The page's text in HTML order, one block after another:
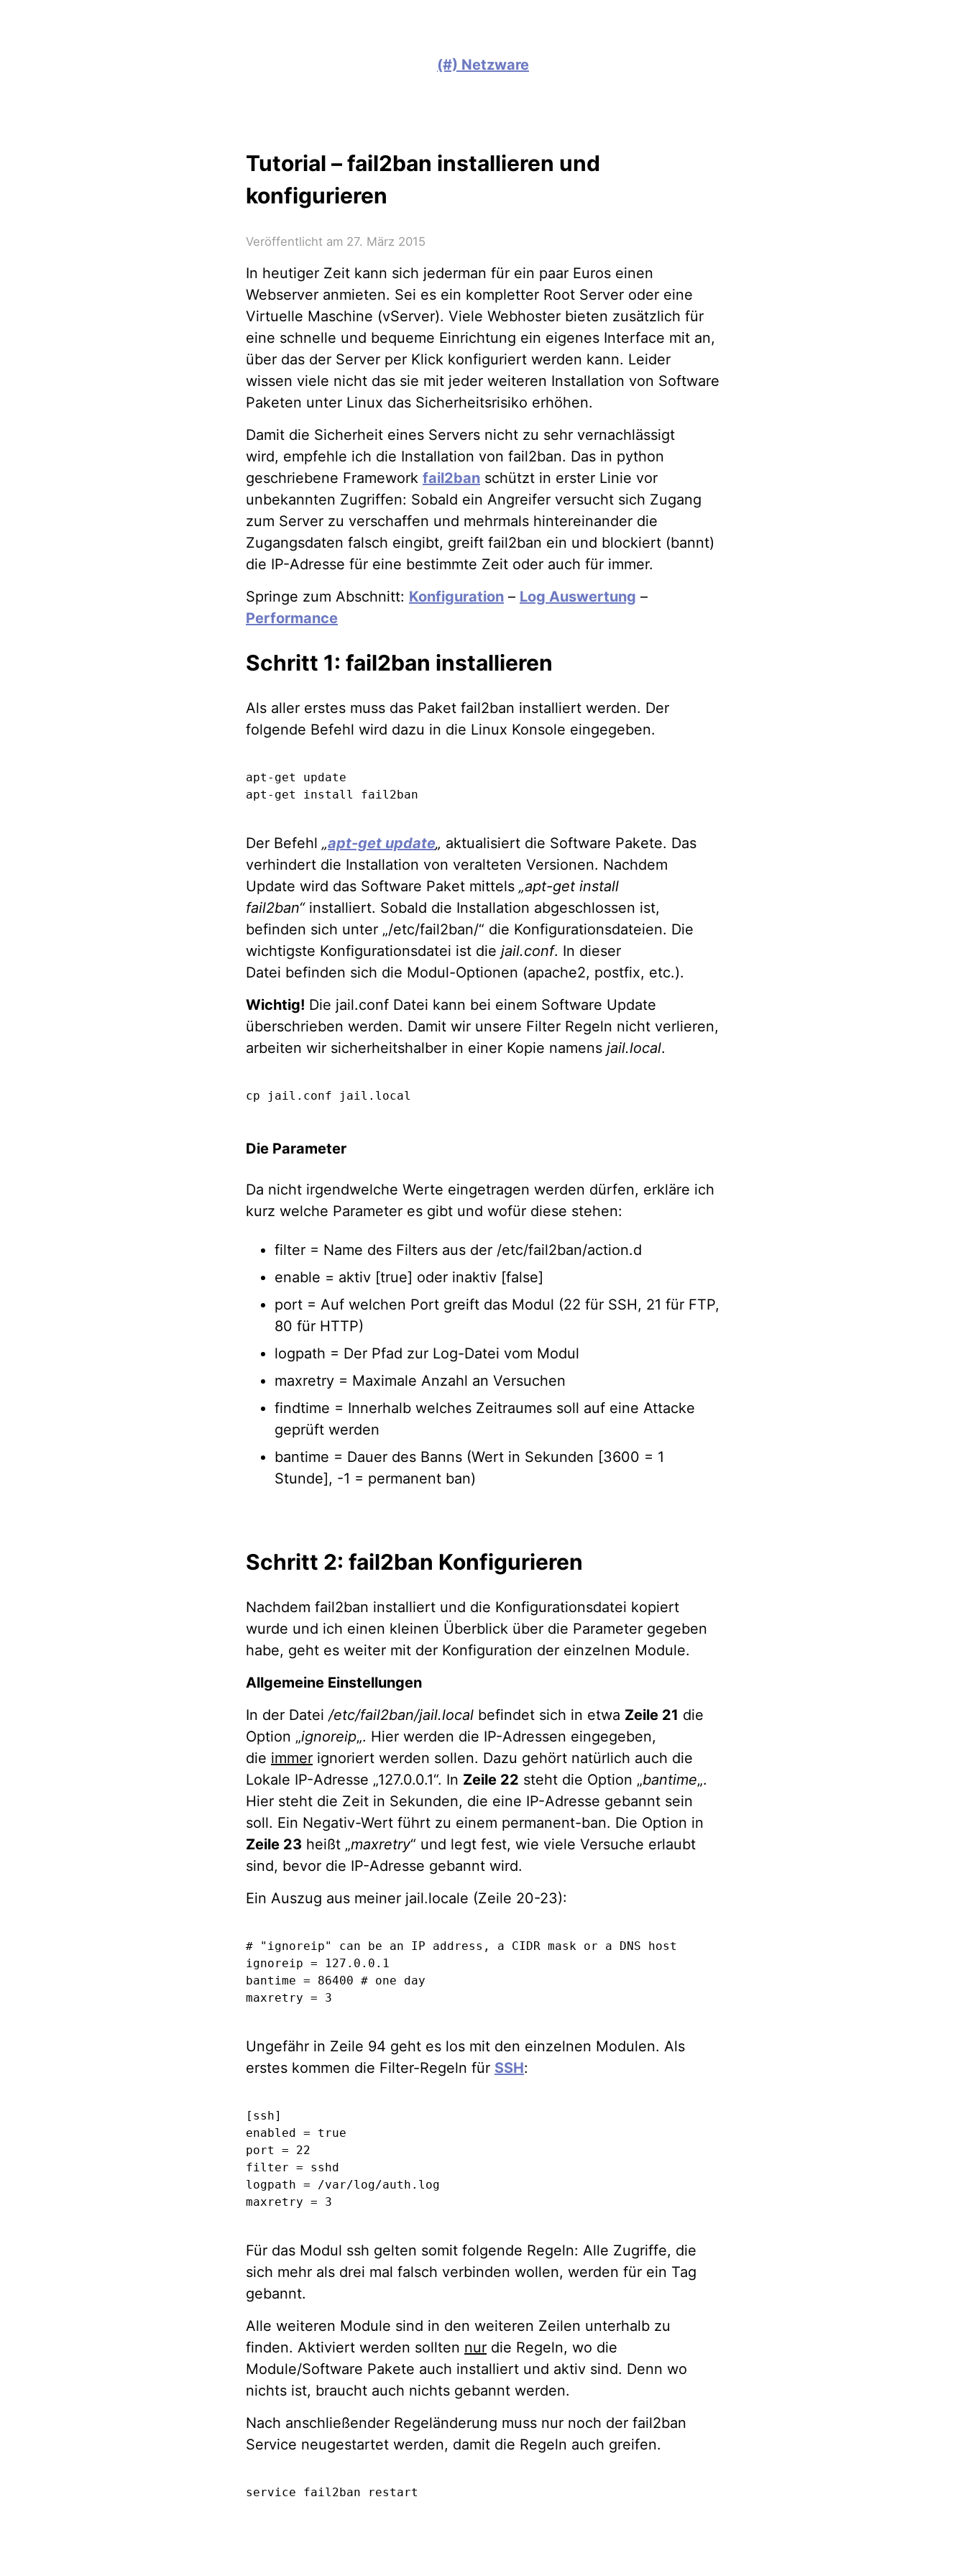
(#) Netzware
Tutorial – fail2ban installieren und
konfigurieren
Veröffentlicht am 27. März 2015
In heutiger Zeit kann sich jederman für ein paar Euros einen
Webserver anmieten. Sei es ein kompletter Root Server oder eine
Virtuelle Maschine (vServer). Viele Webhoster bieten zusätzlich für
eine schnelle und bequeme Einrichtung ein eigenes Interface mit an,
über das der Server per Klick konfiguriert werden kann. Leider
wissen viele nicht das sie mit jeder weiteren Installation von Software
Paketen unter Linux das Sicherheitsrisiko erhöhen.
Damit die Sicherheit eines Servers nicht zu sehr vernachlässigt
wird, empfehle ich die Installation von fail2ban. Das in python
geschriebene Framework fail2ban schützt in erster Linie vor
unbekannten Zugriffen: Sobald ein Angreifer versucht sich Zugang
zum Server zu verschaffen und mehrmals hintereinander die
Zugangsdaten falsch eingibt, greift fail2ban ein und blockiert (bannt)
die IP-Adresse für eine bestimmte Zeit oder auch für immer.
Springe zum Abschnitt: Konfiguration – Log Auswertung –
Performance
Schritt 1: fail2ban installieren
Als aller erstes muss das Paket fail2ban installiert werden. Der
folgende Befehl wird dazu in die Linux Konsole eingegeben.
apt-get update
apt-get install fail2ban
Der Befehl „apt-get update„ aktualisiert die Software Pakete. Das
verhindert die Installation von veralteten Versionen. Nachdem
Update wird das Software Paket mittels „apt-get install
fail2ban“installiert. Sobald die Installation abgeschlossen ist,
befinden sich unter „/etc/fail2ban/“ die Konfigurationsdateien. Die
wichtigste Konfigurationsdatei ist die jail.conf. In dieser
Datei befinden sich die Modul-Optionen (apache2, postfix, etc.).
Wichtig! Die jail.conf Datei kann bei einem Software Update
überschrieben werden. Damit wir unsere Filter Regeln nicht verlieren,
arbeiten wir sicherheitshalber in einer Kopie namens jail.local.
cp jail.conf jail.local
Die Parameter
Da nicht irgendwelche Werte eingetragen werden dürfen, erkläre ich
kurz welche Parameter es gibt und wofür diese stehen:
filter = Name des Filters aus der /etc/fail2ban/action.d
enable = aktiv [true] oder inaktiv [false]
port = Auf welchen Port greift das Modul (22 für SSH, 21 für FTP,
80 für HTTP)
logpath = Der Pfad zur Log-Datei vom Modul
maxretry = Maximale Anzahl an Versuchen
findtime = Innerhalb welches Zeitraumes soll auf eine Attacke
geprüft werden
bantime = Dauer des Banns (Wert in Sekunden [3600 = 1
Stunde], -1 = permanent ban)
Schritt 2: fail2ban Konfigurieren
Nachdem fail2ban installiert und die Konfigurationsdatei kopiert
wurde und ich einen kleinen Überblick über die Parameter gegeben
habe, geht es weiter mit der Konfiguration der einzelnen Module.
Allgemeine Einstellungen
In der Datei /etc/fail2ban/jail.local befindet sich in etwa Zeile 21 die
Option „ignoreip„. Hier werden die IP-Adressen eingegeben,
die immer ignoriert werden sollen. Dazu gehört natürlich auch die
Lokale IP-Adresse „127.0.0.1“. In Zeile 22 steht die Option „bantime„.
Hier steht die Zeit in Sekunden, die eine IP-Adresse gebannt sein
soll. Ein Negativ-Wert führt zu einem permanent-ban. Die Option in
Zeile 23 heißt „maxretry“ und legt fest, wie viele Versuche erlaubt
sind, bevor die IP-Adresse gebannt wird.
Ein Auszug aus meiner jail.locale (Zeile 20-23):
# "ignoreip" can be an IP address, a CIDR mask or a DNS host
ignoreip = 127.0.0.1
bantime = 86400 # one day
maxretry = 3
Ungefähr in Zeile 94 geht es los mit den einzelnen Modulen. Als
erstes kommen die Filter-Regeln für SSH:
[ssh]
enabled = true
port = 22
filter = sshd
logpath = /var/log/auth.log
maxretry = 3
Für das Modul ssh gelten somit folgende Regeln: Alle Zugriffe, die
sich mehr als drei mal falsch verbinden wollen, werden für ein Tag
gebannt.
Alle weiteren Module sind in den weiteren Zeilen unterhalb zu
finden. Aktiviert werden sollten nur die Regeln, wo die
Module/Software Pakete auch installiert und aktiv sind. Denn wo
nichts ist, braucht auch nichts gebannt werden.
Nach anschließender Regeländerung muss nur noch der fail2ban
Service neugestartet werden, damit die Regeln auch greifen.
service fail2ban restart